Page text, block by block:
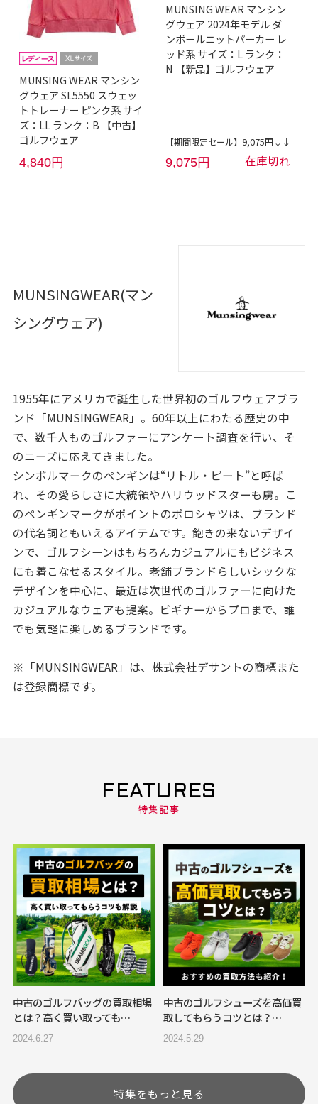
MUNSING WEAR マンシン
グウェア SL5550 スウェッ
トトレーナー ピンク系 サイ
ズ：LL ランク：B 【中古】
ゴルフウェア
4,840円
MUNSING WEAR マンシン
グウェア 2024年モデル ダ
ンボールニットパーカー レ
ッド系 サイズ：L ランク：
N 【新品】ゴルフウェア
【期間限定セール】9,075円↓↓
9,075円 在庫切れ
MUNSINGWEAR(マン
シングウェア)
1955年にアメリカで誕生した世界初のゴルフウェアブラ
ンド「MUNSINGWEAR」。60年以上にわたる歴史の中
で、数千人ものゴルファーにアンケート調査を行い、そ
のニーズに応えてきました。
シンボルマークのペンギンは“リトル・ピート”と呼ば
れ、その愛らしさに大統領やハリウッドスターも虜。こ
のペンギンマークがポイントのポロシャツは、ブランド
の代名詞ともいえるアイテムです。飽きの来ないデザイ
ンで、ゴルフシーンはもちろんカジュアルにもビジネス
にも着こなせるスタイル。老舗ブランドらしいシックな
デザインを中心に、最近は次世代のゴルファーに向けた
カジュアルなウェアも提案。ビギナーからプロまで、誰
でも気軽に楽しめるブランドです。
※「MUNSINGWEAR」は、株式会社デサントの商標また
は登録商標です。
FEATURES
特集記事
中古のゴルフバッグの買取相場
とは？高く買い取っても…
2024.6.27
中古のゴルフシューズを高価買
取してもらうコツとは？…
2024.5.29
特集をもっと見る